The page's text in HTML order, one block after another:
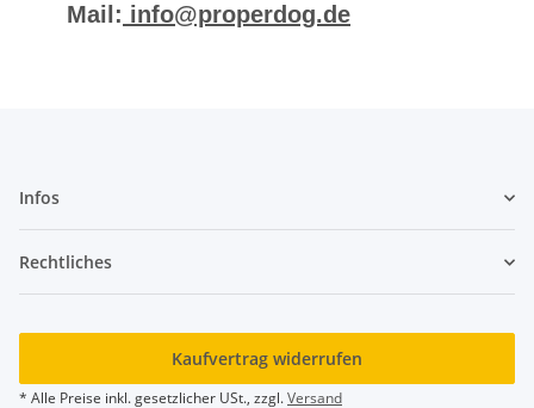
Mail: info@properdog.de
Infos
Rechtliches
Kaufvertrag widerrufen
* Alle Preise inkl. gesetzlicher USt., zzgl.Versand